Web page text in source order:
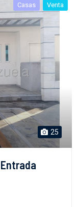
Casas Venta
25
Entrada